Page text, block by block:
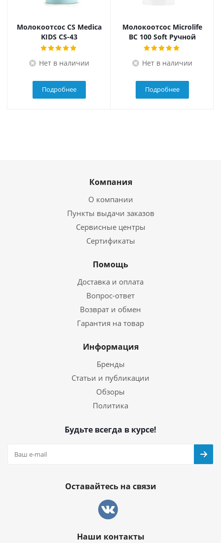
Молокоотсос CS Medica
KIDS CS-43
Нет в наличии
Подробнее
Молокоотсос Microlife
BC 100 Soft Ручной
Нет в наличии
Подробнее
Компания
О компании
Пункты выдачи заказов
Сервисные центры
Сертификаты
Помощь
Доставка и оплата
Вопрос-ответ
Возврат и обмен
Гарантия на товар
Информация
Бренды
Статьи и публикации
Обзоры
Политика
Будьте всегда в курсе!
Оставайтесь на связи
Наши контакты